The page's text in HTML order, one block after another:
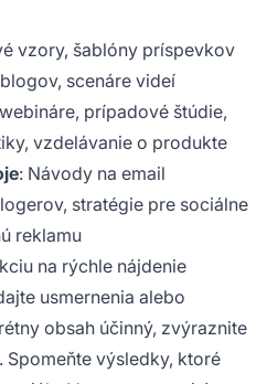
vzory, šablóny príspevkov
scenáre videí
prípadové štúdie,
vzdelávanie o produkte
: Návody na email
stratégie pre sociálne
reklamu
na rýchle nájdenie
usmernenia alebo
obsah účinný, zvýraznite
. Spomeňte výsledky, ktoré